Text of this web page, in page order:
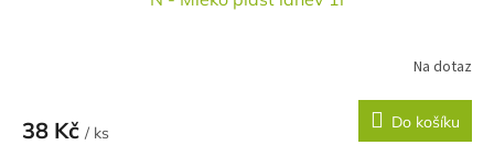
Na dotaz
38 Kč / ks
Do košíku